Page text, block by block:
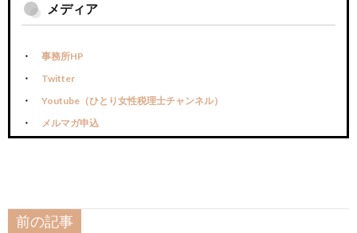
メディア
事務所HP
Twitter
Youtube（ひとり女性税理士チャンネル）
メルマガ申込
前の記事